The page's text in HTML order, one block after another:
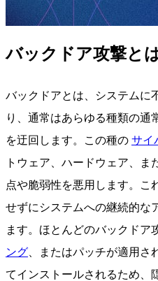
バックドア攻撃と
バックドアとは、システムに
り、通常はあらゆる種類の通
を迂回します。この種の サイ
トウェア、ハードウェア、
点や脆弱性を悪用します。こ
せずにシステムへの継続的な
ます。ほとんどのバックドア
ング 、またはパッチが適用
てインストールされるため、